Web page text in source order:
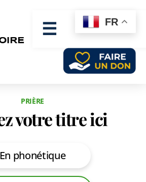
☰
PRIÈRE
votre titre ici
En phonétique
FR